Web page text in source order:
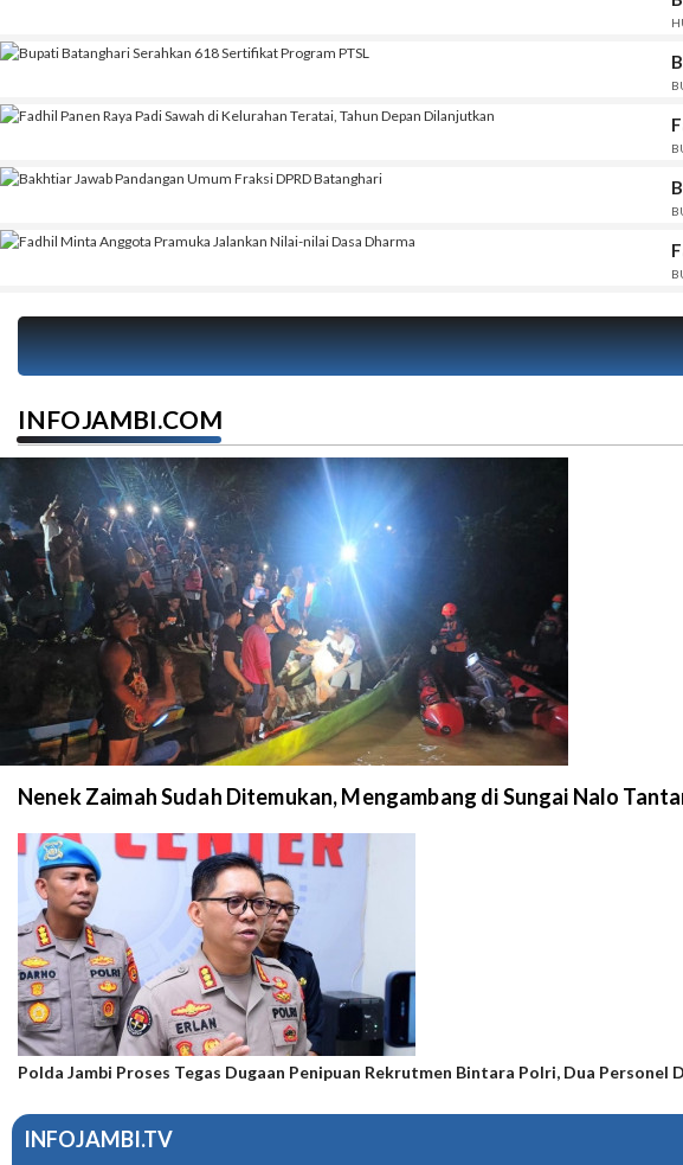
INFOJAMBI.COM
Nenek Zaimah Sudah Ditemukan, Mengambang di Sungai Nalo
Polda Jambi Proses Tegas Dugaan Penipuan Rekrutmen Bintara Polri, Dua Personel
INFOJAMBI.TV